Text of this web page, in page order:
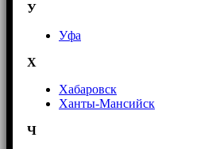
У
Уфа
Х
Хабаровск
Ханты-Мансийск
Ч